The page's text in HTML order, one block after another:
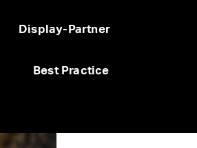
Display-Partner
Best Practice